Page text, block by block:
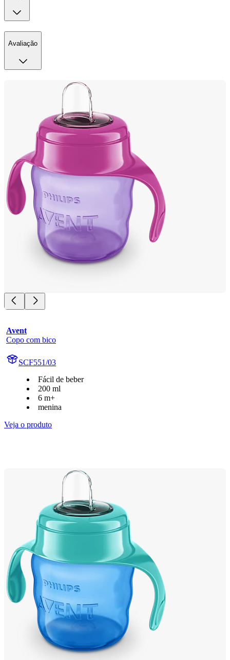
Avaliação
Avent
Copo com bico
SCF551/03
Fácil de beber
200 ml
6 m+
menina
Veja o produto